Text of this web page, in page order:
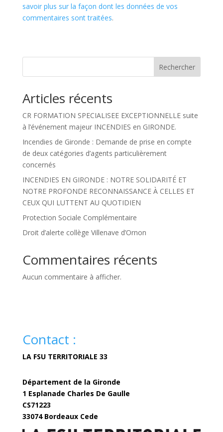
savoir plus sur la façon dont les données de vos
commentaires sont traitées.
Rechercher
Articles récents
CR FORMATION SPECIALISEE EXCEPTIONNELLE suite
à l’événement majeur INCENDIES en GIRONDE.
Incendies de Gironde : Demande de prise en compte
de deux catégories d’agents particulièrement
concernés
INCENDIES EN GIRONDE : NOTRE SOLIDARITÉ ET
NOTRE PROFONDE RECONNAISSANCE À CELLES ET
CEUX QUI LUTTENT AU QUOTIDIEN
Protection Sociale Complémentaire
Droit d’alerte collège Villenave d’Ornon
Commentaires récents
Aucun commentaire à afficher.
Contact :
LA FSU TERRITORIALE 33
Département de la Gironde
1 Esplanade Charles De Gaulle
CS71223
33074 Bordeaux Cede